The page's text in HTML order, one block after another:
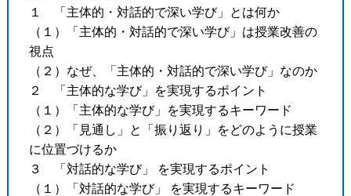
１ 「主体的・対話的で深い学び」とは何か
（１）「主体的・対話的で深い学び」は授業改善の
視点
（２）なぜ、「主体的・対話的で深い学び」なのか
２ 「主体的な学び」を実現するポイント
（１）「主体的な学び」を実現するキーワード
（２）「見通し」と「振り返り」をどのように授業
に位置づけるか
３ 「対話的な学び」 を実現するポイント
（１）「対話的な学び」 を実現するキーワード